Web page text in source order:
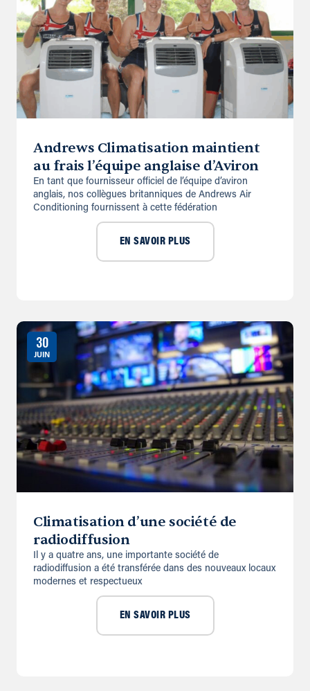
Andrews Climatisation maintient
au frais l’équipe anglaise d’Aviron
En tant que fournisseur officiel de l’équipe d’aviron
anglais, nos collègues britanniques de Andrews Air
Conditioning fournissent à cette fédération
EN SAVOIR PLUS
30
JUIN
Climatisation d’une société de
radiodiffusion
Il y a quatre ans, une importante société de
radiodiffusion a été transférée dans des nouveaux locaux
modernes et respectueux
EN SAVOIR PLUS